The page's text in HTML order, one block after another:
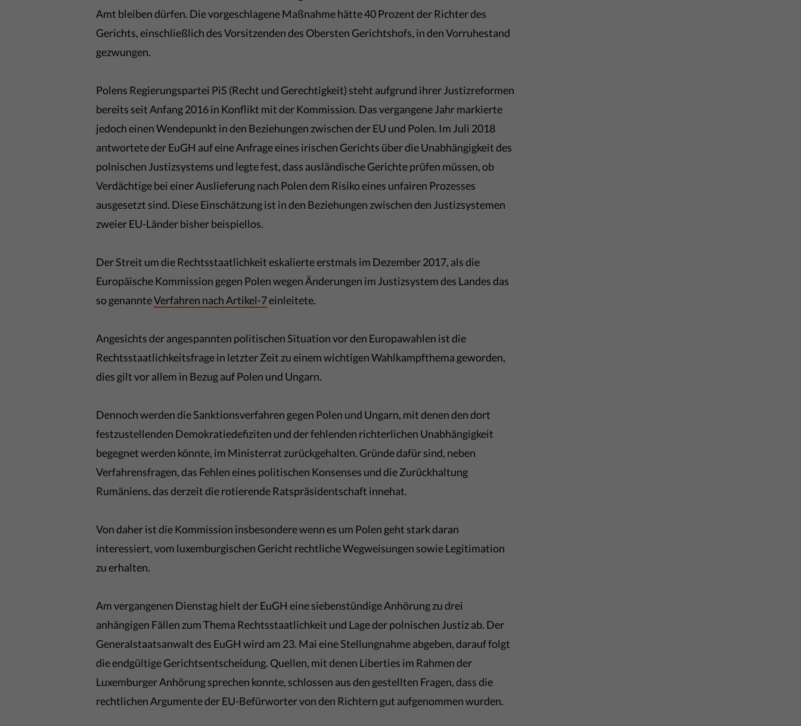
Amt bleiben dürfen. Die vorgeschlagene Maßnahme hätte 40 Prozent der Richter des
Gerichts, einschließlich des Vorsitzenden des Obersten Gerichtshofs, in den Vorruhestand
gezwungen.
Polens Regierungspartei PiS (Recht und Gerechtigkeit) steht aufgrund ihrer Justizreformen
bereits seit Anfang 2016 in Konflikt mit der Kommission. Das vergangene Jahr markierte
jedoch einen Wendepunkt in den Beziehungen zwischen der EU und Polen. Im Juli 2018
antwortete der EuGH auf eine Anfrage eines irischen Gerichts über die Unabhängigkeit des
polnischen Justizsystems und legte fest, dass ausländische Gerichte prüfen müssen, ob
Verdächtige bei einer Auslieferung nach Polen dem Risiko eines unfairen Prozesses
ausgesetzt sind. Diese Einschätzung ist in den Beziehungen zwischen den Justizsystemen
zweier EU-Länder bisher beispiellos.
Der Streit um die Rechtsstaatlichkeit eskalierte erstmals im Dezember 2017, als die
Europäische Kommission gegen Polen wegen Änderungen im Justizsystem des Landes das
so genannteVerfahren nach Artikel-7einleitete.
Angesichts der angespannten politischen Situation vor den Europawahlen ist die
Rechtsstaatlichkeitsfrage in letzter Zeit zu einem wichtigen Wahlkampfthema geworden,
dies gilt vor allem in Bezug auf Polen und Ungarn.
Dennoch werden die Sanktionsverfahren gegen Polen und Ungarn, mit denen den dort
festzustellenden Demokratiedefiziten und der fehlenden richterlichen Unabhängigkeit
begegnet werden könnte, im Ministerrat zurückgehalten. Gründe dafür sind, neben
Verfahrensfragen, das Fehlen eines politischen Konsenses und die Zurückhaltung
Rumäniens, das derzeit die rotierende Ratspräsidentschaft innehat.
Von daher ist die Kommission insbesondere wenn es um Polen geht stark daran
interessiert, vom luxemburgischen Gericht rechtliche Wegweisungen sowie Legitimation
zu erhalten.
Am vergangenen Dienstag hielt der EuGH eine siebenstündige Anhörung zu drei
anhängigen Fällen zum Thema Rechtsstaatlichkeit und Lage der polnischen Justiz ab. Der
Generalstaatsanwalt des EuGH wird am 23. Mai eine Stellungnahme abgeben, darauf folgt
die endgültige Gerichtsentscheidung. Quellen, mit denen Liberties im Rahmen der
Luxemburger Anhörung sprechen konnte, schlossen aus den gestellten Fragen, dass die
rechtlichen Argumente der EU-Befürworter von den Richtern gut aufgenommen wurden.